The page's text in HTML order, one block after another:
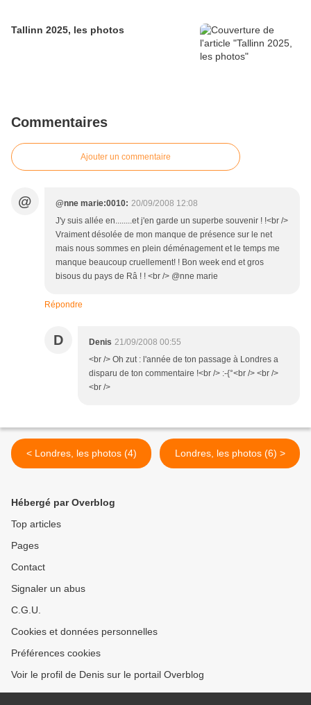
Tallinn 2025, les photos
Commentaires
Ajouter un commentaire
@ @nne marie:0010: 20/09/2008 12:08
J'y suis allée en........et j'en garde un superbe souvenir ! !<br />
Vraiment désolée de mon manque de présence sur le net
mais nous sommes en plein déménagement et le temps me
manque beaucoup cruellement! ! Bon week end et gros
bisous du pays de Râ ! ! <br /> @nne marie
Répondre
D Denis 21/09/2008 00:55
<br /> Oh zut : l'année de ton passage à Londres a
disparu de ton commentaire !<br /> :-{°<br /> <br />
<br />
< Londres, les photos (4) Londres, les photos (6) >
Hébergé par Overblog
Top articles
Pages
Contact
Signaler un abus
C.G.U.
Cookies et données personnelles
Préférences cookies
Voir le profil de Denis sur le portail Overblog